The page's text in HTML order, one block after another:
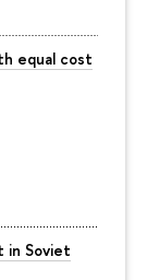
equal cost
in Soviet